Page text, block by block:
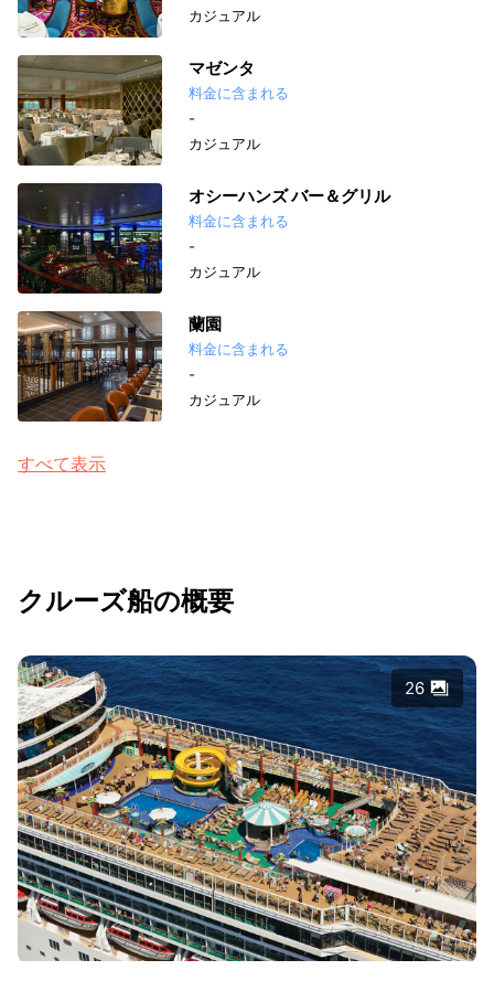
カジュアル
マゼンタ
料金に含まれる
-
カジュアル
オシーハンズ バー＆グリル
料金に含まれる
-
カジュアル
蘭園
料金に含まれる
-
カジュアル
すべて表示
クルーズ船の概要
26